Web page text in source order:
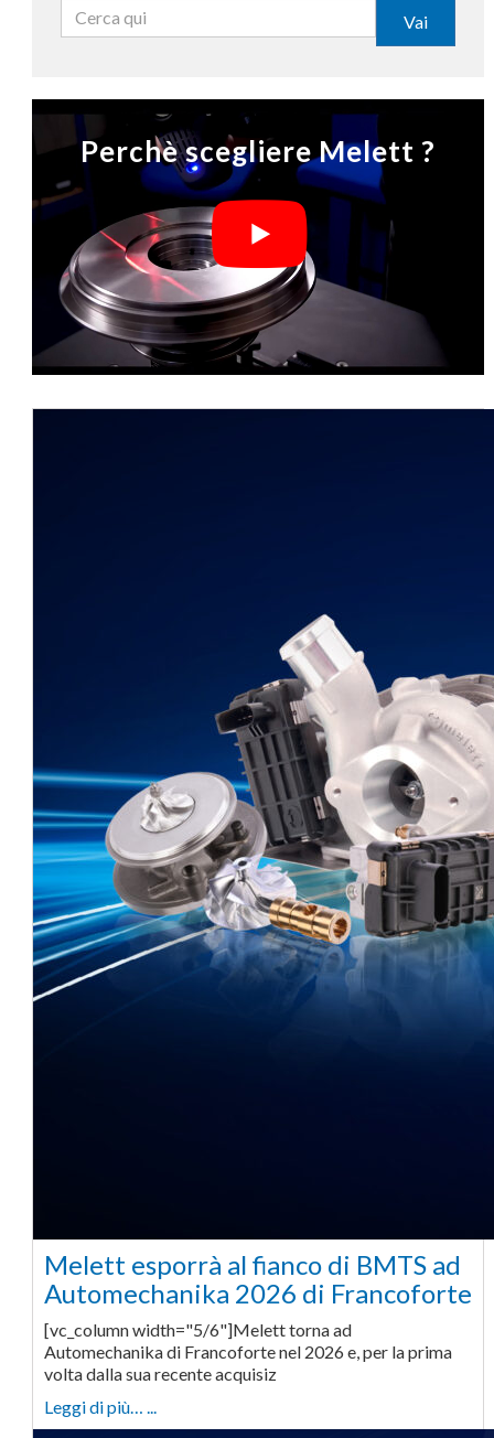
Vai
Perchè scegliere Melett ?
Melett esporrà al fianco di BMTS ad
Automechanika 2026 di Francoforte
[vc_column width="5/6"]Melett torna ad
Automechanika di Francoforte nel 2026 e, per la prima
volta dalla sua recente acquisiz
Leggi di più… ...